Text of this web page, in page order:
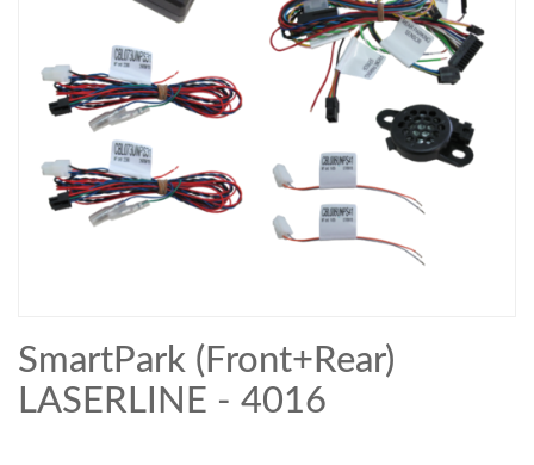
SmartPark (Front+Rear)
LASERLINE - 4016